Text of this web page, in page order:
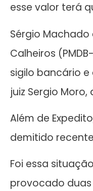
esse valor terá
Sérgio Machado
Calheiros
sigilo bancário
juiz Sergio Moro,
Além de
demitido
Foi essa
provocado duas